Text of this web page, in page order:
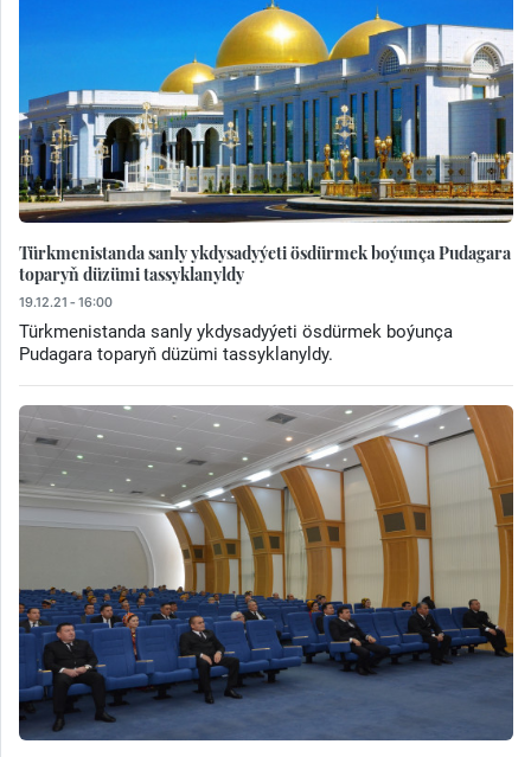
Türkmenistanda sanly ykdysadyýeti ösdürmek boýunça Pudagara
toparyň düzümi tassyklanyldy
19.12.21 - 16:00
Türkmenistanda sanly ykdysadyýeti ösdürmek boýunça
Pudagara toparyň düzümi tassyklanyldy.